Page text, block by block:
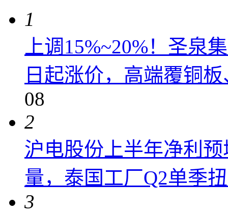
1
上调15%~20%！圣泉
日起涨价，高端覆铜
08
2
沪电股份上半年净利
量，泰国工厂Q2单季
3